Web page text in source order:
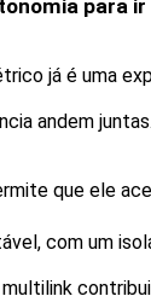
para
já é uma
andem juntas.
que ele
com um